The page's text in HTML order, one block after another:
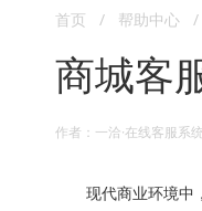
首页 / 帮助中心 /
商城客
作者：一洽·在线客服
现代商业环境中